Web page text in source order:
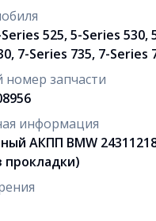
525, 5-Series 530,
7-Series 735, 7-Series
запчасти
информация
АКПП BMW
прокладки)